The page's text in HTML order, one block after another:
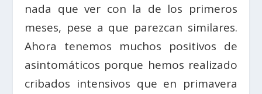
nada que ver con la de los primeros
meses, pese a que parezcan similares.
Ahora tenemos muchos positivos de
asintomáticos porque hemos realizado
cribados intensivos que en primavera